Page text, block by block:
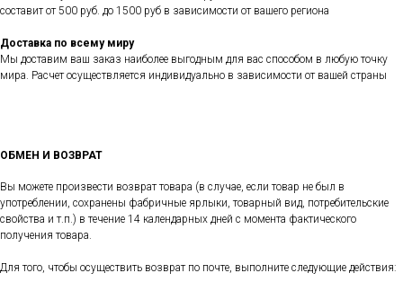
составит от 500 руб. до 1500 руб в зависимости от вашего региона
Доставка по всему миру
Мы доставим ваш заказ наиболее выгодным для вас способом в любую точку
мира. Расчет осуществляется индивидуально в зависимости от вашей страны
ОБМЕН И ВОЗВРАТ
Вы можете произвести возврат товара (в случае, если товар не был в
употреблении, сохранены фабричные ярлыки, товарный вид, потребительские
свойства и т.п.) в течение 14 календарных дней с момента фактического
получения товара.
Для того, чтобы осуществить возврат по почте, выполните следующие действия: